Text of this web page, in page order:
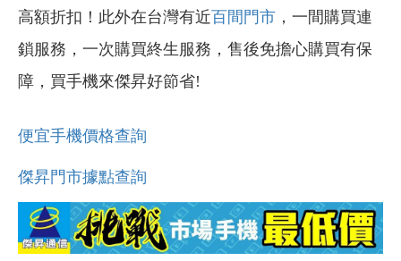
高額折扣！此外在台灣有近百間門市 ，一間購買連
鎖服務，一次購買終生服務，售後免擔心購買有保
障，買手機來傑昇好節省!
便宜手機價格查詢
傑昇門市據點查詢